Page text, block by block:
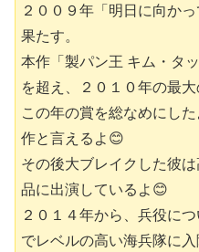
２００９年「明日に向か
果たす。
本作「製パン王 キム・タ
を超え、２０１０年の最
この年の賞を総なめにし
作と言えるよ😊
その後大ブレイクした彼
品に出演しているよ😊
２０１４年から、兵役に
でレベルの高い海兵隊に入